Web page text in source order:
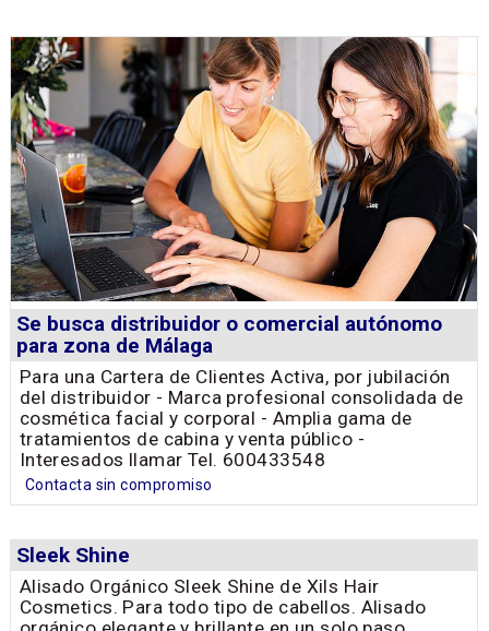
Se busca distribuidor o comercial autónomo
para zona de Málaga
Para una Cartera de Clientes Activa, por jubilación
del distribuidor - Marca profesional consolidada de
cosmética facial y corporal - Amplia gama de
tratamientos de cabina y venta público -
Interesados llamar Tel. 600433548
Contacta sin compromiso
Sleek Shine
Alisado Orgánico Sleek Shine de Xils Hair
Cosmetics. Para todo tipo de cabellos. Alisado